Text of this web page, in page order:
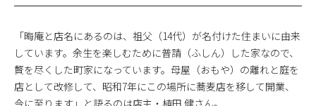
「晦庵と店名にあるのは、祖父（14代）が名付けた住まいに由来
しています。余生を楽しむために普請（ふしん）した家なので、
贅を尽くした町家になっています。母屋（おもや）の離れと庭を
店として改修して、昭和7年にこの場所に蕎麦店を移して開業、